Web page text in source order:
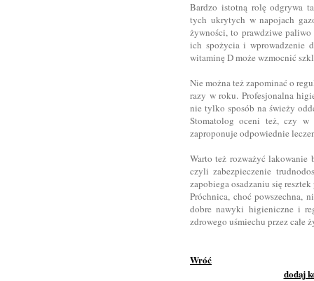
Bardzo istotną rolę odgrywa
tych ukrytych w napojach
żywności, to prawdziwe
ich spożycia i wprowadzenie
witaminę D może wzmocnić
Nie można też zapominać o
razy w roku. Profesjonalna
nie tylko sposób na świeży
Stomatolog oceni też, czy w
zaproponuje odpowiednie
Warto też rozważyć lakowanie
czyli zabezpieczenie
zapobiega osadzaniu się
Próchnica, choć powszechna,
dobre nawyki higieniczne i
zdrowego uśmiechu przez całe
Wróć
dodaj